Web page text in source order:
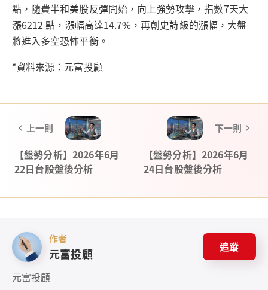
點，隨費半和美股反彈開始，向上強勢攻擊，指數7天大
漲6212 點，漲幅高達14.7%，再創史詩級的漲幅，大盤
將進入多空恐怖平衡。
*資料來源：元富投顧
上一則
【盤勢分析】2026年6月
22日台股盤後分析
下一則
【盤勢分析】2026年6月
24日台股盤後分析
作者
元富投顧 追蹤
元富投顧